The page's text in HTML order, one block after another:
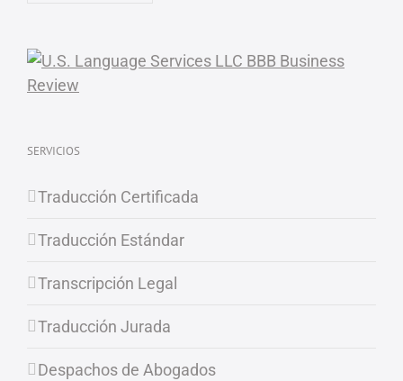
SERVICIOS
Traducción Certificada
Traducción Estándar
Transcripción Legal
Traducción Jurada
Despachos de Abogados